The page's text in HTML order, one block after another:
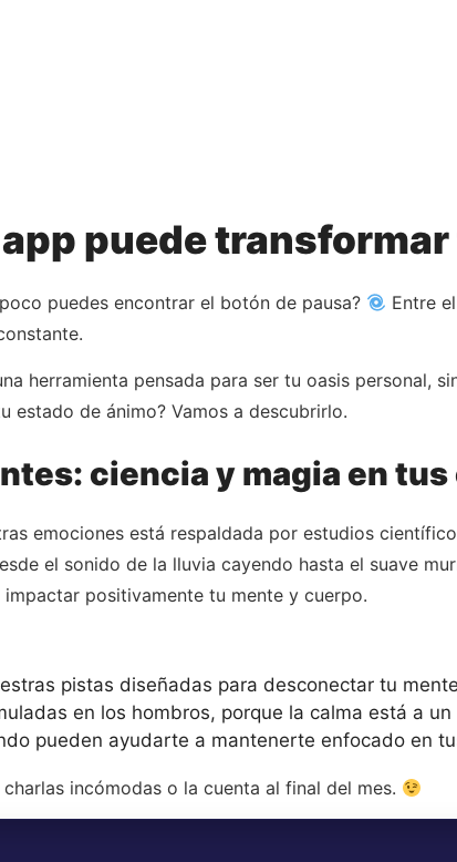
puede transformar
puedes encontrar el botón de pausa?
Entre
herramienta pensada para ser tu oasis personal,
de ánimo? Vamos a descubrirlo.
ciencia y magia en
emociones está respaldada por estudios
el sonido de la lluvia cayendo hasta el suave
positivamente tu mente y cuerpo.
pistas diseñadas para desconectar tu
en los hombros, porque la calma está a un
pueden ayudarte a mantenerte enfocado en
incómodas o la cuenta al final del mes.